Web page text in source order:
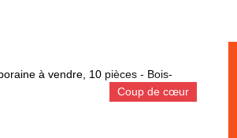
Coup de cœur